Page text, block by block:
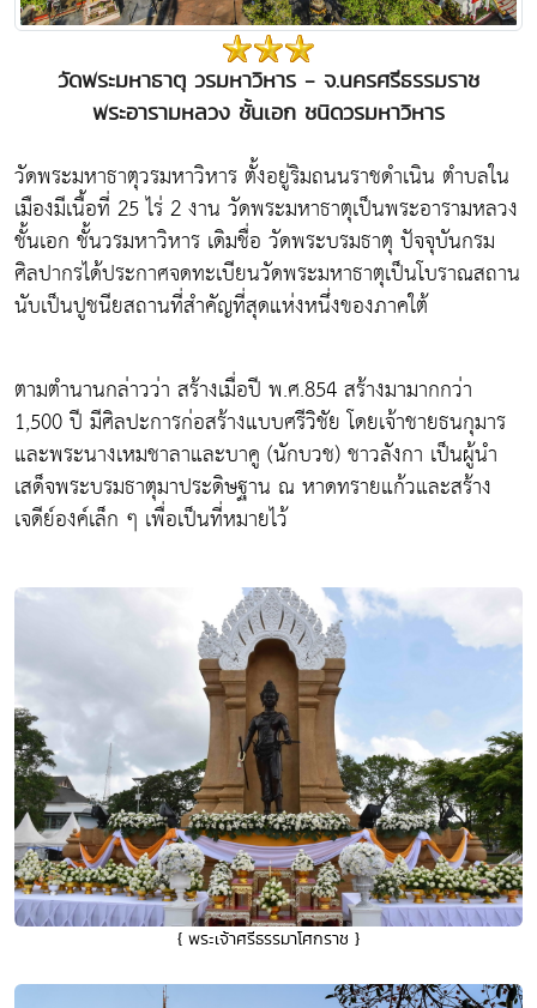
วัดพระมหาธาตุ วรมหาวิหาร - จ.นครศรีธรรมราช
พระอารามหลวง ชั้นเอก ชนิดวรมหาวิหาร
วัดพระมหาธาตุวรมหาวิหาร ตั้งอยู่ริมถนนราชดำเนิน ตำบลใน
เมืองมีเนื้อที่ 25 ไร่ 2 งาน วัดพระมหาธาตุเป็นพระอารามหลวง
ชั้นเอก ชั้นวรมหาวิหาร เดิมชื่อ วัดพระบรมธาตุ ปัจจุบันกรม
ศิลปากรได้ประกาศจดทะเบียนวัดพระมหาธาตุเป็นโบราณสถาน
นับเป็นปูชนียสถานที่สำคัญที่สุดแห่งหนึ่งของภาคใต้
ตามตำนานกล่าวว่า สร้างเมื่อปี พ.ศ.854 สร้างมามากกว่า
1,500 ปี มีศิลปะการก่อสร้างแบบศรีวิชัย โดยเจ้าชายธนกุมาร
และพระนางเหมชาลาและบาคู (นักบวช) ชาวลังกา เป็นผู้นำ
เสด็จพระบรมธาตุมาประดิษฐาน ณ หาดทรายแก้วและสร้าง
เจดีย์องค์เล็ก ๆ เพื่อเป็นที่หมายไว้
{ พระเจ้าศรีธรรมาโศกราช }